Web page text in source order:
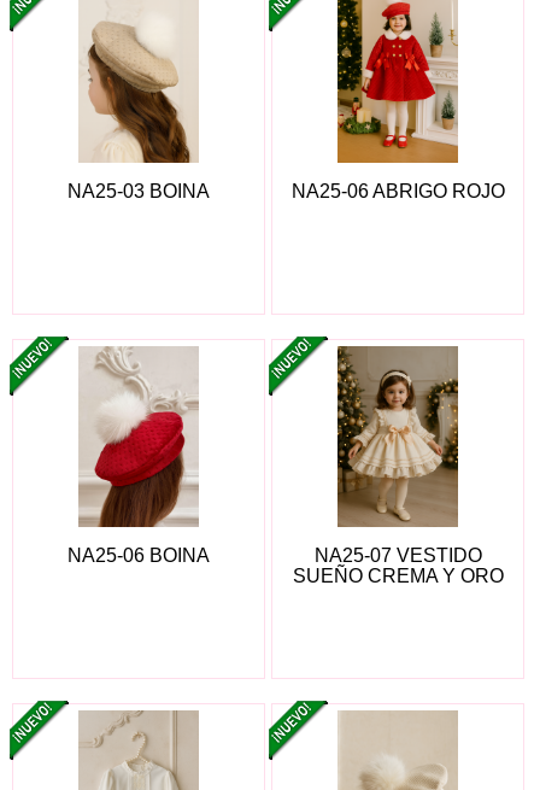
NA25-03 BOINA NA25-06 ABRIGO ROJO
NA25-06 BOINA
NA25-07 VESTIDO
SUEÑO CREMA Y ORO